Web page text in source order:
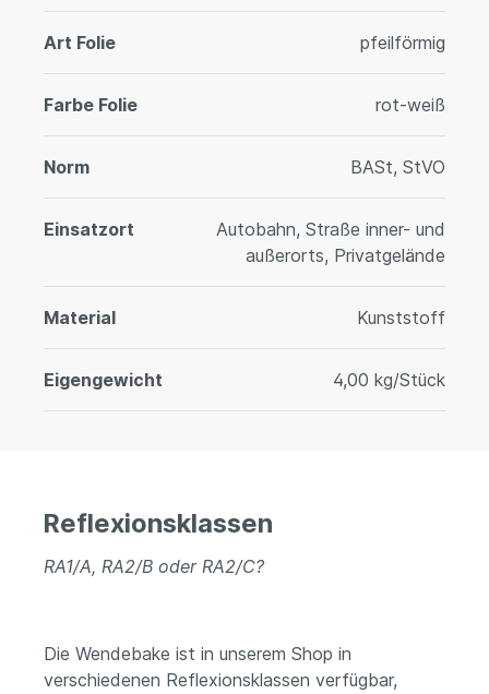
Art Folie pfeilförmig
Farbe Folie rot-weiß
Norm BASt, StVO
Einsatzort
Autobahn, Straße inner- und
außerorts, Privatgelände
Material Kunststoff
Eigengewicht 4,00 kg/Stück
Reflexionsklassen
RA1/A, RA2/B oder RA2/C?
Die Wendebake ist in unserem Shop in
verschiedenen Reflexionsklassen verfügbar,